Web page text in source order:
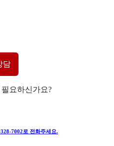
담
요하신가요?
7002 로 전화주세요.